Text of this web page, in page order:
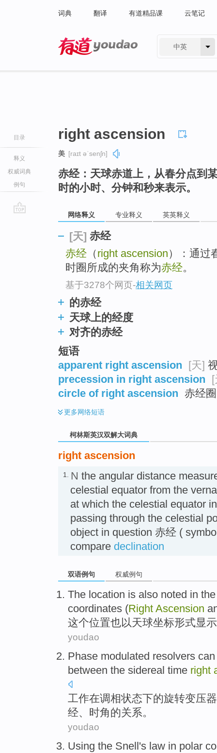
词典 翻译 有道精品课 云笔记
中英
目录
释义
权威词典
例句
right ascension
美 [raɪt əˈsenʃn]
赤经：天球赤道上，从春分点到
时的小时、分钟和秒来表示。
网络释义 专业释义 英英释义
[天] 赤经
赤经 （right ascension）：通过
时圈所成的夹角称为赤经。
基于3278个网页-相关网页
的赤经
天球上的经度
对齐的赤经
短语
apparent right ascension [天]
precession in right ascension
circle of right ascension 赤经圈
更多网络短语
柯林斯英汉双解大词典
right ascension
1. N the angular distance
celestial equator from the
at which the celestial equator
passing through the celestial
object in question 赤经 (
compare declination
双语例句 权威例句
The location is also noted in
coordinates (Right Ascension
这个位置也以天球坐标形式显示
youdao
Phase modulated resolvers
between the sidereal time right
工作在调相状态下的旋转变压器
经、时角的关系。
youdao
Using the Snell's law in polar